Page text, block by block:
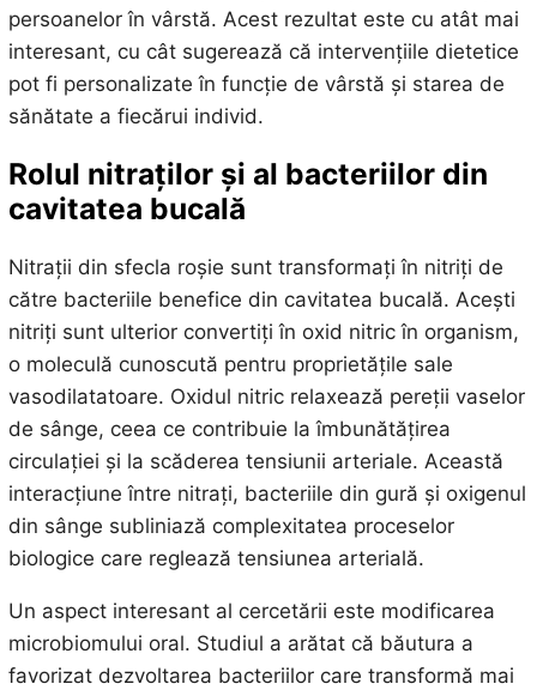
persoanelor în vârstă. Acest rezultat este cu atât mai
interesant, cu cât sugerează că intervențiile dietetice
pot fi personalizate în funcție de vârstă și starea de
sănătate a fiecărui individ.
Rolul nitraților și al bacteriilor din
cavitatea bucală
Nitrații din sfecla roșie sunt transformați în nitriți de
către bacteriile benefice din cavitatea bucală. Acești
nitriți sunt ulterior convertiți în oxid nitric în organism,
o moleculă cunoscută pentru proprietățile sale
vasodilatatoare. Oxidul nitric relaxează pereții vaselor
de sânge, ceea ce contribuie la îmbunătățirea
circulației și la scăderea tensiunii arteriale. Această
interacțiune între nitrați, bacteriile din gură și oxigenul
din sânge subliniază complexitatea proceselor
biologice care reglează tensiunea arterială.
Un aspect interesant al cercetării este modificarea
microbiomului oral. Studiul a arătat că băutura a
favorizat dezvoltarea bacteriilor care transformă mai